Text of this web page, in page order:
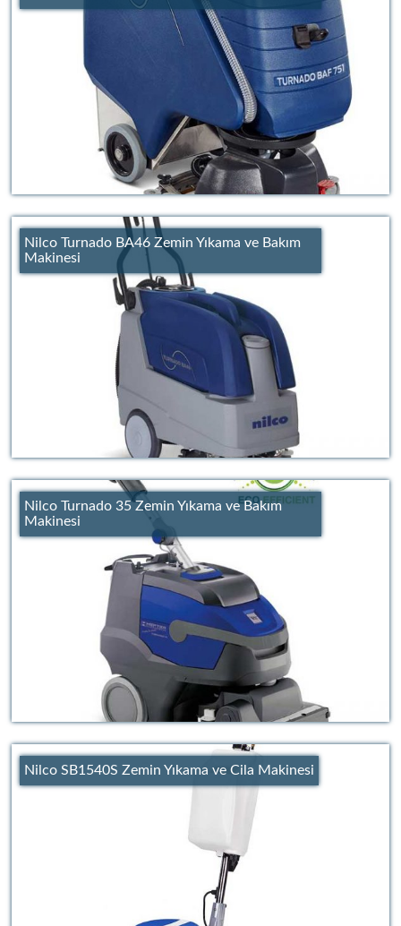
Nilco Turnado BA46 Zemin Yıkama ve Bakım
Makinesi
Nilco Turnado 35 Zemin Yıkama ve Bakım
Makinesi
Nilco SB1540S Zemin Yıkama ve Cila Makinesi